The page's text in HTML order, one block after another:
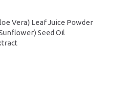
Vera) Leaf Juice Powder
Seed Oil